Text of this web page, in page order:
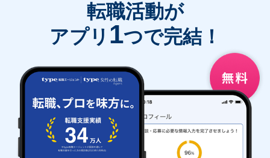
転職活動が
アプリ 1つで完結！